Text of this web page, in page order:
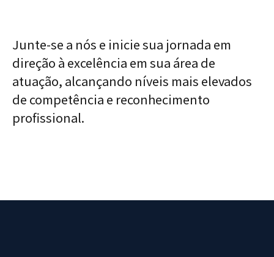
Junte-se a nós e inicie sua jornada em
direção à excelência em sua área de
atuação, alcançando níveis mais elevados
de competência e reconhecimento
profissional.